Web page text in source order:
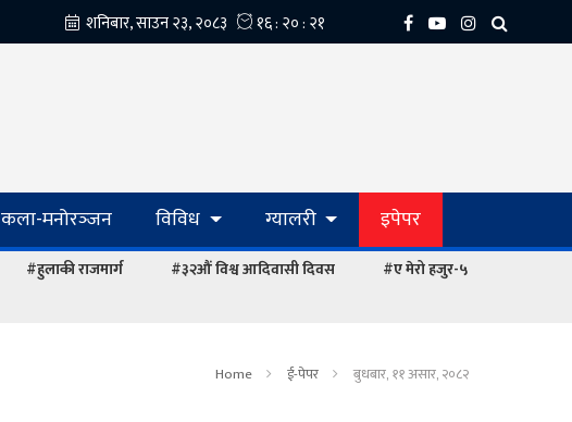
कला-मनोरञ्‍जन विविध ग्यालरी इपेपर
#हुलाकी राजमार्ग #३२औं विश्व आदिवासी दिवस
#ए मेरो हजुर-५
Home ई-पेपर बुधबार, ११ असार, २०८२